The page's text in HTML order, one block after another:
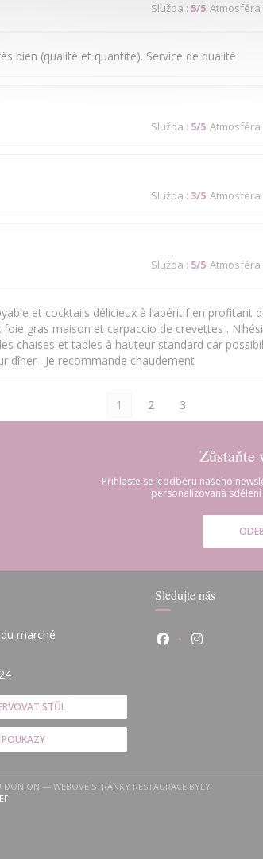
Služba : 5/5 Atmosféra
bien (qualité et quantité). Service de qualité
Služba : 5/5 Atmosféra
Služba : 3/5 Atmosféra
Služba : 5/5 Atmosféra
et cocktails délicieux à l’apéritif en profitant
gras maison et carpaccio de crevettes .
chaises et tables à hauteur standard car
dîner . Je recommande chaudement
1 2 3
Zůstaňte
Přihlaste se k odběru našeho
personalizovaná
marché
STŮL
POUKAZY
Sledujte nás
FacebookInstagram
— WEBOVÉ STRÁNKY RESTAURACE BYLY
((OTEVŘE SE V NOVÉM OKNĚ))